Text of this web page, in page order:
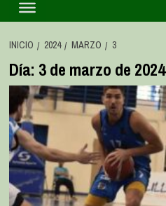
INICIO 2024 MARZO 3
Día: 3 de marzo de 2024